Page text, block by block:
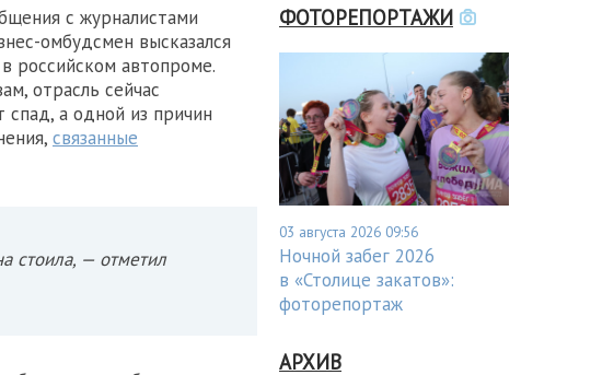
с журналистами
омбудсмен высказался
российском автопроме.
отрасль сейчас
спад, а одной из причин
связанные
стоила, — отметил
ФОТОРЕПОРТАЖИ
03 августа 2026 09:56
Ночной забег 2026
в «Столице закатов»:
фоторепортаж
АРХИВ